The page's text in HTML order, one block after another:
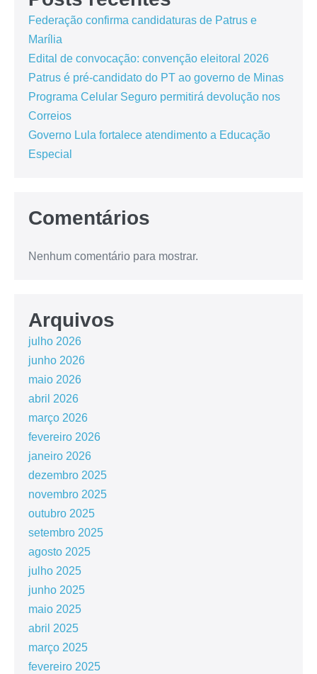
Federação confirma candidaturas de Patrus e
Marília
Edital de convocação: convenção eleitoral 2026
Patrus é pré-candidato do PT ao governo de Minas
Programa Celular Seguro permitirá devolução nos
Correios
Governo Lula fortalece atendimento a Educação
Especial
Comentários
Nenhum comentário para mostrar.
Arquivos
julho 2026
junho 2026
maio 2026
abril 2026
março 2026
fevereiro 2026
janeiro 2026
dezembro 2025
novembro 2025
outubro 2025
setembro 2025
agosto 2025
julho 2025
junho 2025
maio 2025
abril 2025
março 2025
fevereiro 2025